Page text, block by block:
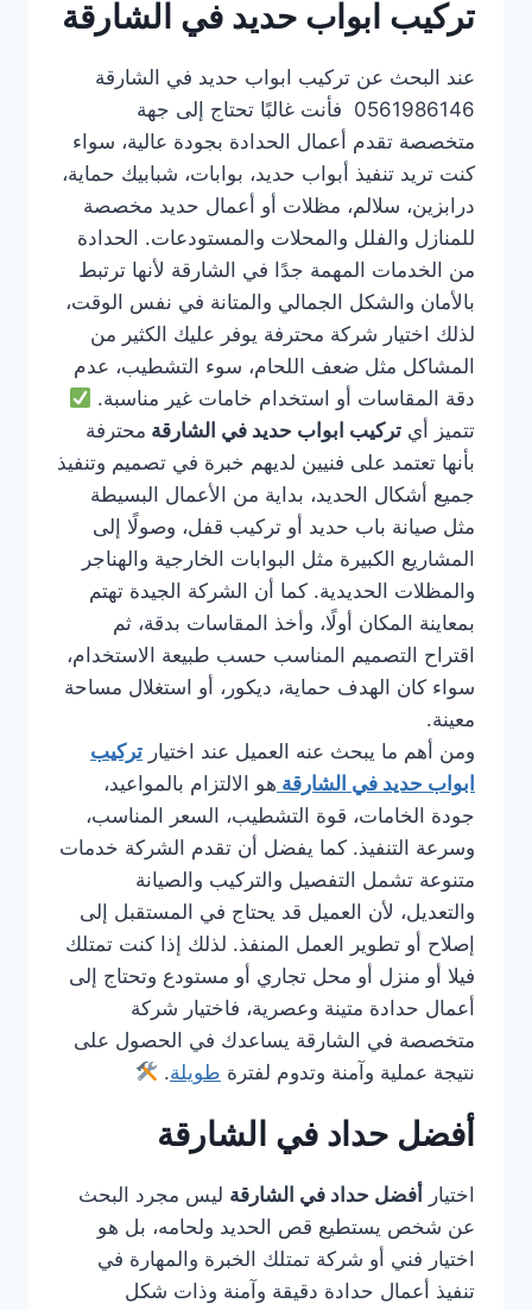
تركيب ابواب حديد في الشارقة
عند البحث عن تركيب ابواب حديد في الشارقة
0561986146 فأنت غالبًا تحتاج إلى جهة
متخصصة تقدم أعمال الحدادة بجودة عالية، سواء
كنت تريد تنفيذ أبواب حديد، بوابات، شبابيك حماية،
درابزين، سلالم، مظلات أو أعمال حديد مخصصة
للمنازل والفلل والمحلات والمستودعات. الحدادة
من الخدمات المهمة جدًا في الشارقة لأنها ترتبط
بالأمان والشكل الجمالي والمتانة في نفس الوقت،
لذلك اختيار شركة محترفة يوفر عليك الكثير من
المشاكل مثل ضعف اللحام، سوء التشطيب، عدم
دقة المقاسات أو استخدام خامات غير مناسبة.
تتميز أي تركيب ابواب حديد في الشارقة محترفة
بأنها تعتمد على فنيين لديهم خبرة في تصميم وتنفيذ
جميع أشكال الحديد، بداية من الأعمال البسيطة
مثل صيانة باب حديد أو تركيب قفل، وصولًا إلى
المشاريع الكبيرة مثل البوابات الخارجية والهناجر
والمظلات الحديدية. كما أن الشركة الجيدة تهتم
بمعاينة المكان أولًا، وأخذ المقاسات بدقة، ثم
اقتراح التصميم المناسب حسب طبيعة الاستخدام،
سواء كان الهدف حماية، ديكور، أو استغلال مساحة
معينة.
ومن أهم ما يبحث عنه العميل عند اختيار تركيب
ابواب حديد في الشارقة هو الالتزام بالمواعيد،
جودة الخامات، قوة التشطيب، السعر المناسب،
وسرعة التنفيذ. كما يفضل أن تقدم الشركة خدمات
متنوعة تشمل التفصيل والتركيب والصيانة
والتعديل، لأن العميل قد يحتاج في المستقبل إلى
إصلاح أو تطوير العمل المنفذ. لذلك إذا كنت تمتلك
فيلا أو منزل أو محل تجاري أو مستودع وتحتاج إلى
أعمال حدادة متينة وعصرية، فاختيار شركة
متخصصة في الشارقة يساعدك في الحصول على
نتيجة عملية وآمنة وتدوم لفترة طويلة.
أفضل حداد في الشارقة
اختيار أفضل حداد في الشارقة ليس مجرد البحث
عن شخص يستطيع قص الحديد ولحامه، بل هو
اختيار فني أو شركة تمتلك الخبرة والمهارة في
تنفيذ أعمال حدادة دقيقة وآمنة وذات شكل